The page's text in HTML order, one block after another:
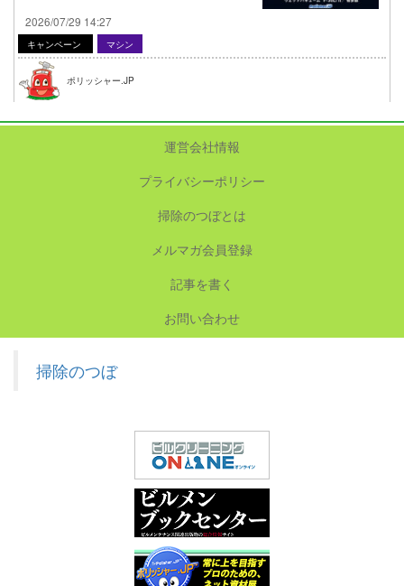
2026/07/29 14:27
キャンペーン マシン
ポリッシャー.JP
運営会社情報
プライバシーポリシー
掃除のつぼとは
メルマガ会員登録
記事を書く
お問い合わせ
掃除のつぼ